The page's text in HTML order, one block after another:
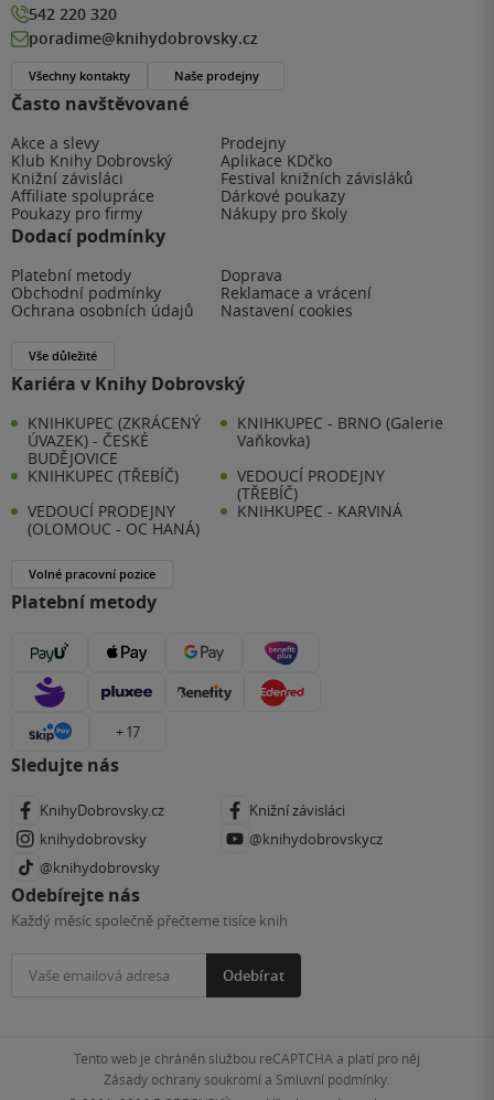
Často navštěvované
Akce a slevy
Prodejny
Klub Knihy Dobrovský
Aplikace KDčko
Knižní závisláci
Festival knižních závisláků
Affiliate spolupráce
Dárkové poukazy
Poukazy pro firmy
Nákupy pro školy
Dodací podmínky
Platební metody
Doprava
Obchodní podmínky
Reklamace a vrácení
Ochrana osobních údajů
Nastavení cookies
Vše důležité
Kariéra v Knihy Dobrovský
KNIHKUPEC (ZKRÁCENÝ
ÚVAZEK) - ČESKÉ
BUDĚJOVICE
KNIHKUPEC - BRNO (Galerie
Vaňkovka)
KNIHKUPEC (TŘEBÍČ)
VEDOUCÍ PRODEJNY
(TŘEBÍČ)
VEDOUCÍ PRODEJNY
(OLOMOUC - OC HANÁ)
KNIHKUPEC - KARVINÁ
Volné pracovní pozice
Platební metody
+ 17
Sledujte nás
KnihyDobrovsky.cz
Knižní závisláci
knihydobrovsky
@knihydobrovskycz
@knihydobrovsky
Odebírejte nás
Každý měsíc společně přečteme tisíce knih
Odebírat
542 220 320
poradime@knihydobrovsky.cz
Všechny kontakty Naše prodejny
Tento web je chráněn službou reCAPTCHA a platí pro něj
Zásady ochrany soukromía Smluvní podmínky.